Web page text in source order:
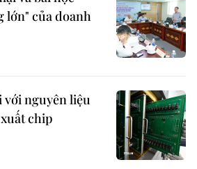
lớn" của doanh
với nguyên liệu
chip